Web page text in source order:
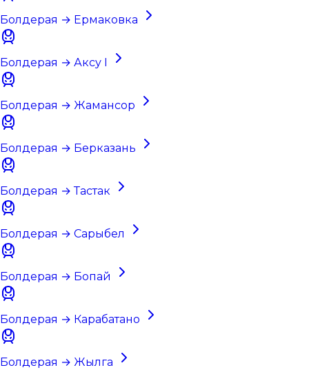
Болдерая → Ермаковка
Болдерая → Аксу I
Болдерая → Жамансор
Болдерая → Берказань
Болдерая → Тастак
Болдерая → Сарыбел
Болдерая → Бопай
Болдерая → Карабатано
Болдерая → Жылга